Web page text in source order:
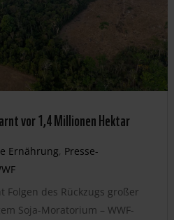
vor 1,4 Millionen Hektar
Ernährung, Presse-
Folgen des Rückzugs großer
Soja-Moratorium – WWF-